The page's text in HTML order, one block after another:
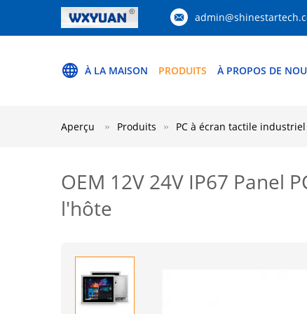
À LA MAISON PRODUITS À PROPOS DE
Aperçu Produits PC à écran tactile industriel
OEM 12V 24V IP67 Panel
l'hôte